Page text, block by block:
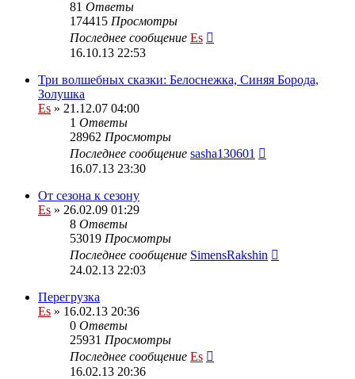
81 Ответы
174415 Просмотры
Последнее сообщение Es
16.10.13 22:53
Три волшебных сказки: Белоснежка, Синяя Борода,
Золушка
Es » 21.12.07 04:00
1 Ответы
28962 Просмотры
Последнее сообщение sasha130601
16.07.13 23:30
От сезона к сезону
Es » 26.02.09 01:29
8 Ответы
53019 Просмотры
Последнее сообщение SimensRakshin
24.02.13 22:03
Перегрузка
Es » 16.02.13 20:36
0 Ответы
25931 Просмотры
Последнее сообщение Es
16.02.13 20:36